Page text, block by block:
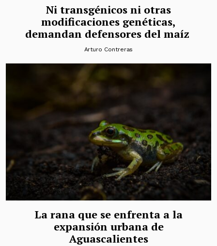
Ni transgénicos ni otras
modificaciones genéticas,
demandan defensores del maíz
Arturo Contreras
La rana que se enfrenta a la
expansión urbana de
Aguascalientes